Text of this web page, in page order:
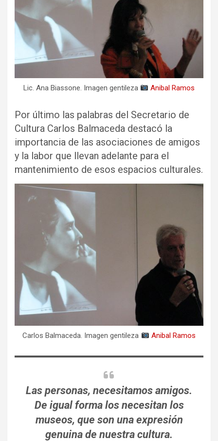
Lic. Ana Biassone. Imagen gentileza Anibal Ramos
Por último las palabras del Secretario de
Cultura Carlos Balmaceda destacó la
importancia de las asociaciones de amigos
y la labor que llevan adelante para el
mantenimiento de esos espacios culturales.
Carlos Balmaceda. Imagen gentileza Anibal Ramos
Las personas, necesitamos amigos.
De igual forma los necesitan los
museos, que son una expresión
genuina de nuestra cultura.